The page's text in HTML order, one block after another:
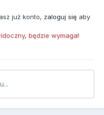
już konto, zaloguj się aby
będzie wymagał